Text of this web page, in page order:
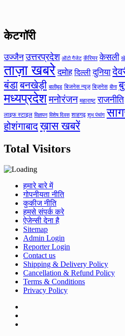
केटगॉरी
उज्जैन उत्तरप्रदेश ऑटो गैजेट कॅरियर केसली
ताज़ा खबरे दमोह दिल्ली दुनिया
बंडाबनखेड़ी बालीबुड बिजनेस न्यूज़ बिज़नेस बीना
मध्यप्रदेशमनोरंजन महाराष्ट राजनीति
लाइफ स्टाइल विज्ञापन विशेष दिवस शाहगढ़ शुभ पंचांग
होशंगाबादख़ास खबरें
Total Visitors
हमारे बारे में
गोपनीयता नीति
कुकीज नीति
हमसे संपर्क करे
ऐजेन्सी देना है
Sitemap
Admin Login
Reporter Login
Contact us
Shipping & Delivery Policy
Cancellation & Refund Policy
Terms & Conditions
Privacy Policy